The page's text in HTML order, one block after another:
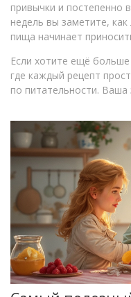
привычки и постепенно
недель вы заметите,
пища начинает
Если хотите ещё
где каждый рецепт
по питательности.